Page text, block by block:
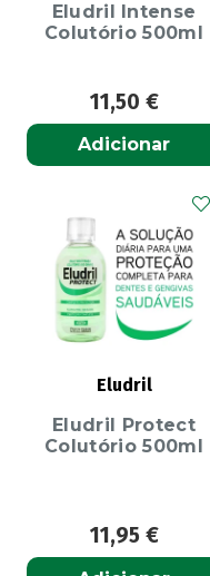
Eludril Intense
Colutório 500ml
11,50 €
Adicionar
Eludril
Eludril Protect
Colutório 500ml
11,95 €